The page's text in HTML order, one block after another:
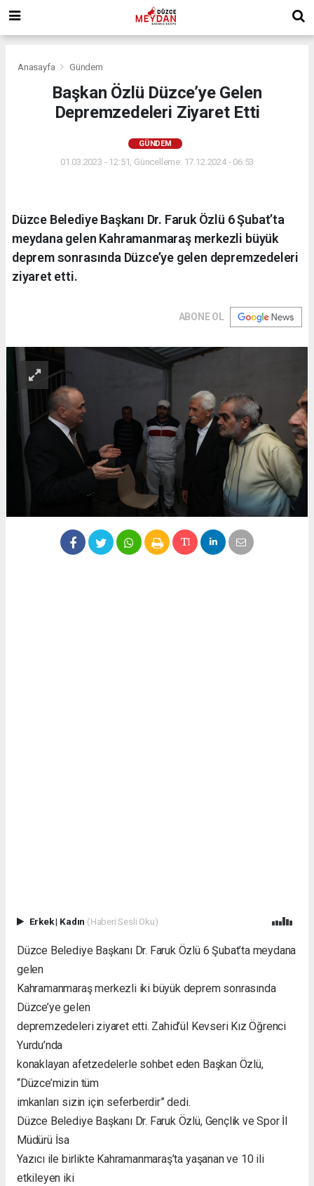
Anasayfa Gündem
Başkan Özlü Düzce’ye Gelen
Depremzedeleri Ziyaret Etti
GÜNDEM
01.03.2023 - 12:51, Güncelleme: 17.12.2024 - 06:53
​Düzce Belediye Başkanı Dr. Faruk Özlü 6 Şubat’ta
meydana gelen Kahramanmaraş merkezli büyük
deprem sonrasında Düzce’ye gelen depremzedeleri
ziyaret etti.
ABONE OL
Erkek| Kadın (Haberi Sesli Oku)
Düzce Belediye Başkanı Dr. Faruk Özlü 6 Şubat’ta meydana
gelen
Kahramanmaraş merkezli iki büyük deprem sonrasında
Düzce’ye gelen
depremzedeleri ziyaret etti. Zahid’ül Kevseri Kız Öğrenci
Yurdu’nda
konaklayan afetzedelerle sohbet eden Başkan Özlü,
“Düzce’mizin tüm
imkanları sizin için seferberdir” dedi.
Düzce Belediye Başkanı Dr. Faruk Özlü, Gençlik ve Spor İl
Müdürü İsa
Yazıcı ile birlikte Kahramanmaraş’ta yaşanan ve 10 ili
etkileyen iki